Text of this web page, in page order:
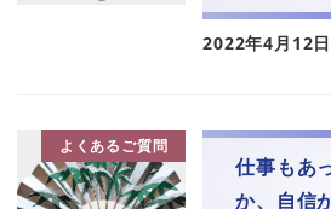
2022年4月12日
よくあるご質問
仕事もあ
か、自信